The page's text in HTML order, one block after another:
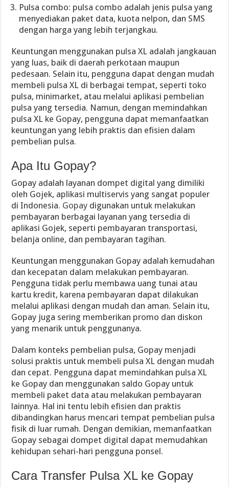
Pulsa combo: pulsa combo adalah jenis pulsa yang
menyediakan paket data, kuota nelpon, dan SMS
dengan harga yang lebih terjangkau.
Keuntungan menggunakan pulsa XL adalah jangkauan
yang luas, baik di daerah perkotaan maupun
pedesaan. Selain itu, pengguna dapat dengan mudah
membeli pulsa XL di berbagai tempat, seperti toko
pulsa, minimarket, atau melalui aplikasi pembelian
pulsa yang tersedia. Namun, dengan memindahkan
pulsa XL ke Gopay, pengguna dapat memanfaatkan
keuntungan yang lebih praktis dan efisien dalam
pembelian pulsa.
Apa Itu Gopay?
Gopay adalah layanan dompet digital yang dimiliki
oleh Gojek, aplikasi multiservis yang sangat populer
di Indonesia. Gopay digunakan untuk melakukan
pembayaran berbagai layanan yang tersedia di
aplikasi Gojek, seperti pembayaran transportasi,
belanja online, dan pembayaran tagihan.
Keuntungan menggunakan Gopay adalah kemudahan
dan kecepatan dalam melakukan pembayaran.
Pengguna tidak perlu membawa uang tunai atau
kartu kredit, karena pembayaran dapat dilakukan
melalui aplikasi dengan mudah dan aman. Selain itu,
Gopay juga sering memberikan promo dan diskon
yang menarik untuk penggunanya.
Dalam konteks pembelian pulsa, Gopay menjadi
solusi praktis untuk membeli pulsa XL dengan mudah
dan cepat. Pengguna dapat memindahkan pulsa XL
ke Gopay dan menggunakan saldo Gopay untuk
membeli paket data atau melakukan pembayaran
lainnya. Hal ini tentu lebih efisien dan praktis
dibandingkan harus mencari tempat pembelian pulsa
fisik di luar rumah. Dengan demikian, memanfaatkan
Gopay sebagai dompet digital dapat memudahkan
kehidupan sehari-hari pengguna ponsel.
Cara Transfer Pulsa XL ke Gopay